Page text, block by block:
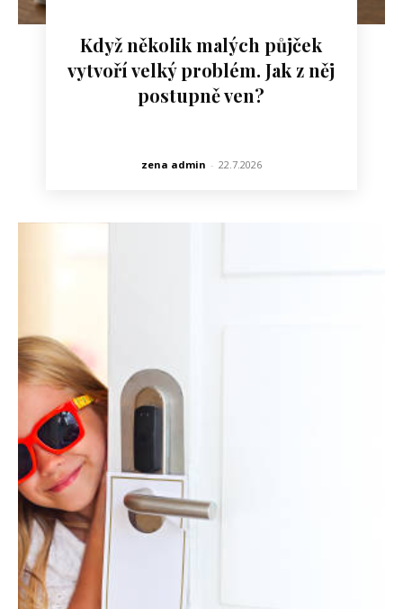
Když několik malých půjček
vytvoří velký problém. Jak z něj
postupně ven?
zena admin - 22.7.2026